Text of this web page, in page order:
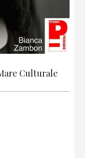
Culturale